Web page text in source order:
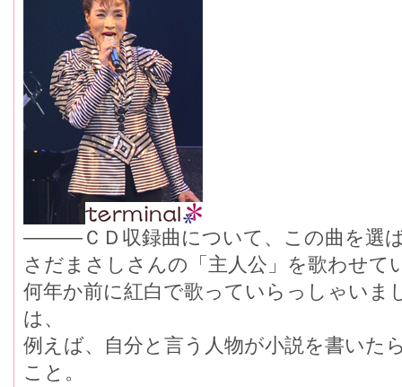
―――ＣＤ収録曲について、この曲を選
さだまさしさんの「主人公」を歌わせて
何年か前に紅白で歌っていらっしゃいま
は、
例えば、自分と言う人物が小説を書いた
こと。